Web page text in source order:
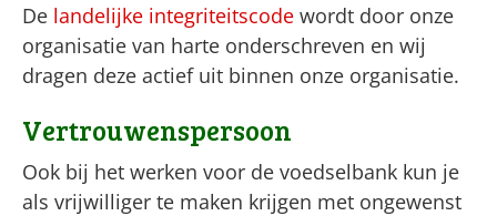
De landelijke integriteitscode wordt door onze
organisatie van harte onderschreven en wij
dragen deze actief uit binnen onze organisatie.
Vertrouwenspersoon
Ook bij het werken voor de voedselbank kun je
als vrijwilliger te maken krijgen met ongewenst